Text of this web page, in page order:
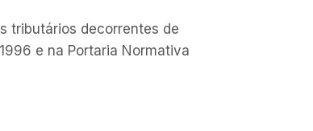
tributários decorrentes de
e na Portaria Normativa